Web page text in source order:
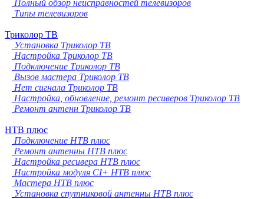
Полный обзор неисправностей телевизоров
Типы телевизоров
Триколор ТВ
Установка Триколор ТВ
Настройка Триколор ТВ
Подключение Триколор ТВ
Вызов мастера Триколор ТВ
Нет сигнала Триколор ТВ
Настройка, обновление, ремонт ресиверов Триколор ТВ
Ремонт антенн Триколор ТВ
НТВ плюс
Подключение НТВ плюс
Ремонт антенны НТВ плюс
Настройка ресивера НТВ плюс
Настройка модуля CI+ НТВ плюс
Мастера НТВ плюс
Установка спутниковой антенны НТВ плюс